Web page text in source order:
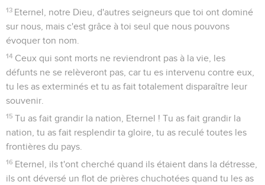
13 Eternel, notre Dieu, d'autres seigneurs que toi ont dominé
sur nous, mais c'est grâce à toi seul que nous pouvons
évoquer ton nom.
14 Ceux qui sont morts ne reviendront pas à la vie, les
défunts ne se relèveront pas, car tu es intervenu contre eux,
tu les as exterminés et tu as fait totalement disparaître leur
souvenir.
15 Tu as fait grandir la nation, Eternel ! Tu as fait grandir la
nation, tu as fait resplendir ta gloire, tu as reculé toutes les
frontières du pays.
16 Eternel, ils t'ont cherché quand ils étaient dans la détresse,
ils ont déversé un flot de prières chuchotées quand tu les as